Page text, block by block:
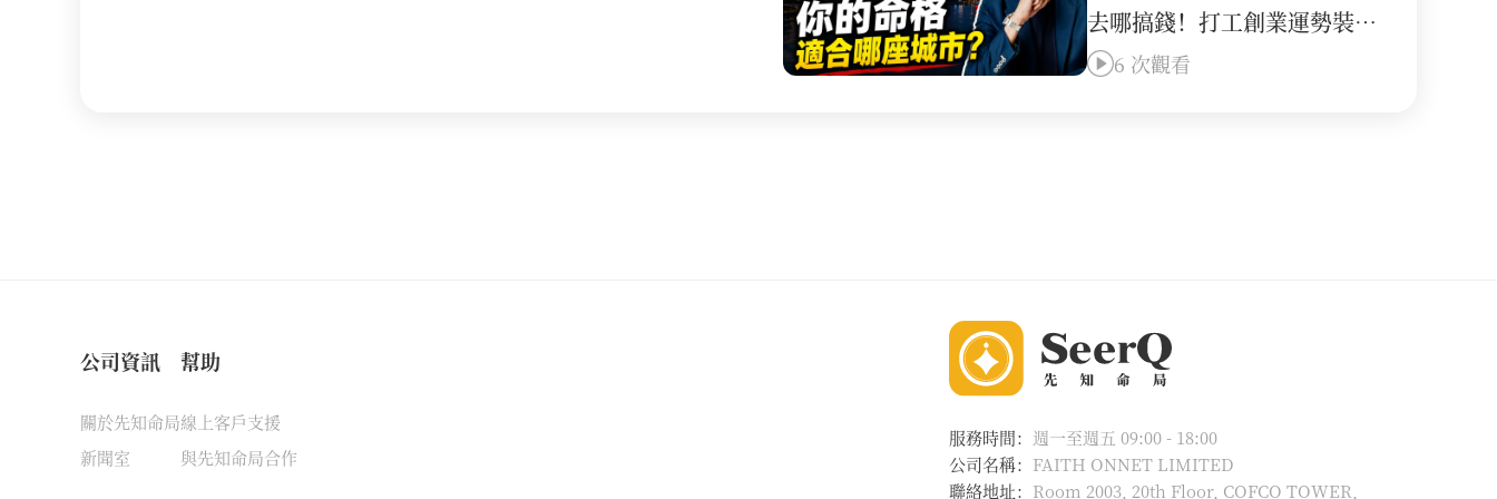
去哪搞錢！打工創業運勢裝馬
達，食傷格、喜火木命人順勢
6 次觀看
公司資訊
關於先知命局
新聞室
幫助
線上客戶支援
與先知命局合作
服務時間： 週一至週五 09:00 - 18:00
公司名稱： FAITH ONNET LIMITED
聯絡地址： Room 2003, 20th Floor, COFCO TOWER,